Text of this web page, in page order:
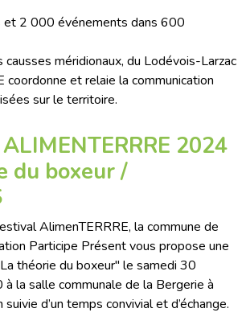
2 000 événements dans 600
méridionaux, du Lodévois-Larzac
coordonne et relaie la communication
sur le territoire.
2024
du boxeur /
AlimenTERRRE, la commune de
Participe Présent vous propose une
théorie du boxeur" le samedi 30
la salle communale de la Bergerie à
d’un temps convivial et d’échange.